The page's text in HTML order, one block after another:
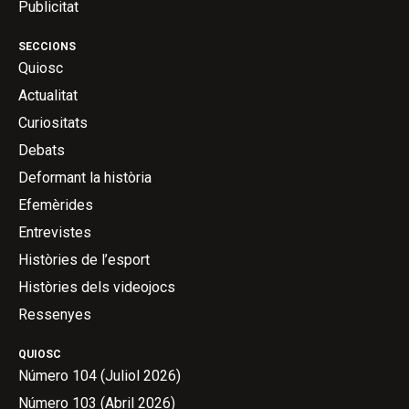
QUIOSC
Número 104 (Juliol 2026)
Número 103 (Abril 2026)
SECCIONS
Quiosc
Actualitat
Curiositats
Debats
Deformant la història
Efemèrides
Entrevistes
Històries de l’esport
Històries dels videojocs
Ressenyes
Publicitat